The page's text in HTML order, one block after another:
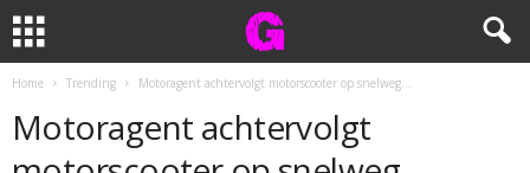
Home Trending Motoragent achtervolgt motorscooter op snelweg…
Motoragent achtervolgt